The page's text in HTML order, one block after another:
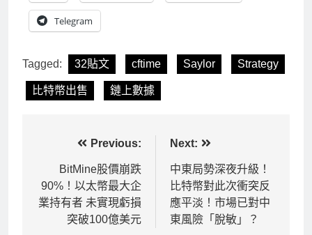
Telegram
Tagged: 32貼文 cftime Saylor Strategy
比特幣出售 鏈上數據
導
Previous:
BitMine股價崩跌
90%！以太幣最大企
業持有者 未實現虧損
突破100億美元
Next:
中東局勢深夜升級！
比特幣對此次衝突反
應平淡！市場已對中
東風險「脫敏」？